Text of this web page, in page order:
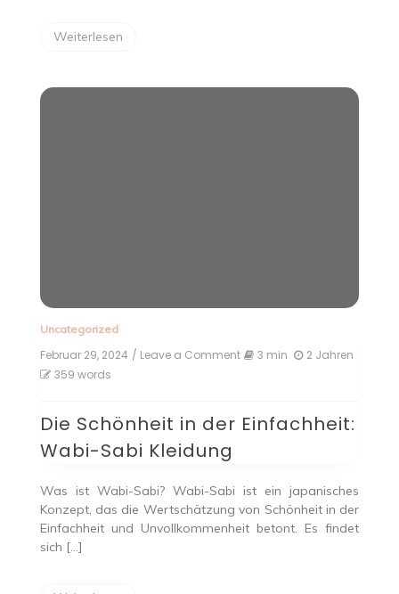
Weiterlesen
Uncategorized
Februar 29, 2024 / Leave a Commenton
der
Einfachheit:
Kleidung
3 min
2 Jahren
359 words
Die Schönheit in der Einfachheit:
Wabi-Sabi Kleidung
Was ist Wabi-Sabi? Wabi-Sabi ist ein japanisches
Konzept, das die Wertschätzung von Schönheit in der
Einfachheit und Unvollkommenheit betont. Es findet
sich […]